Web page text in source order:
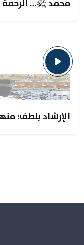
محمد ﷺ… الرحمة
الإرشاد بلطف: